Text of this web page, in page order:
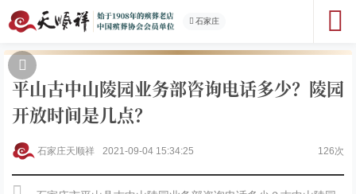
石家庄
平山古中山陵园业务部咨询电话多少？陵园
开放时间是几点？
石家庄天顺祥 2021-09-04 15:34:25 126次